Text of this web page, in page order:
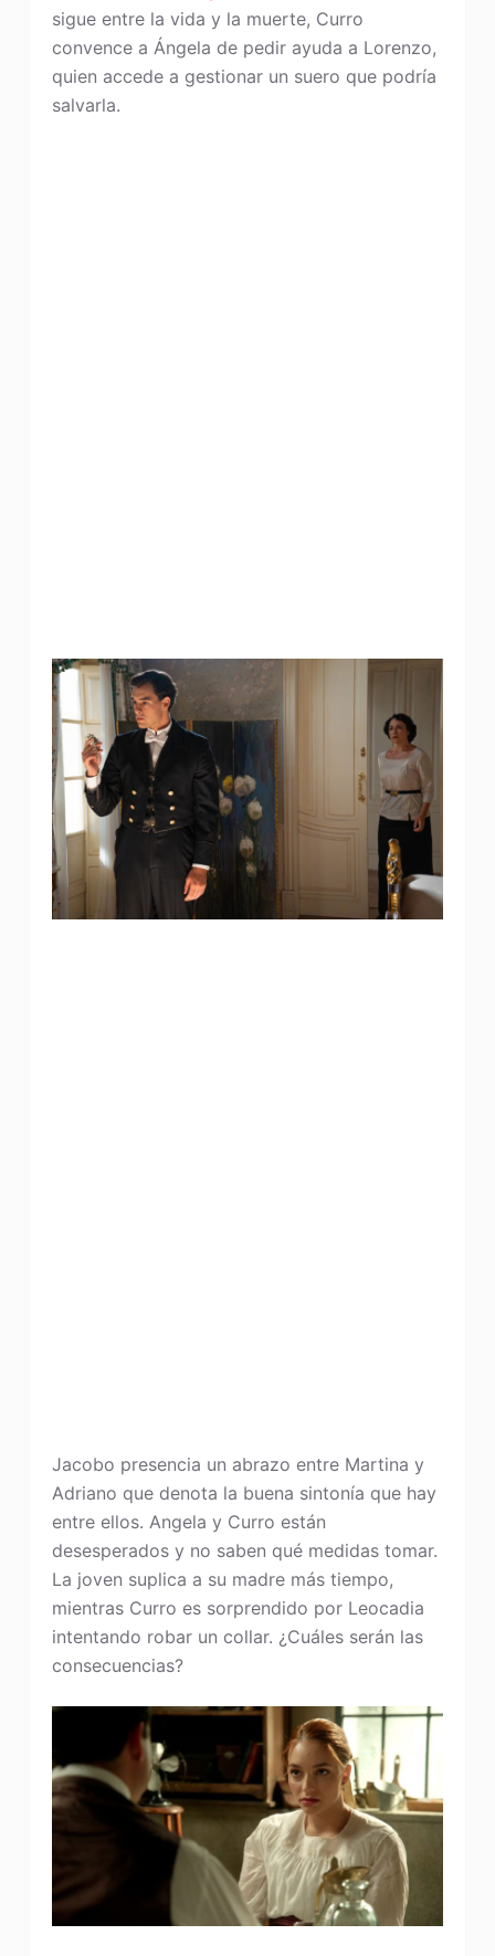
sigue entre la vida y la muerte, Curro
convence a Ángela de pedir ayuda a Lorenzo,
quien accede a gestionar un suero que podría
salvarla.
Jacobo presencia un abrazo entre Martina y
Adriano que denota la buena sintonía que hay
entre ellos. Angela y Curro están
desesperados y no saben qué medidas tomar.
La joven suplica a su madre más tiempo,
mientras Curro es sorprendido por Leocadia
intentando robar un collar. ¿Cuáles serán las
consecuencias?